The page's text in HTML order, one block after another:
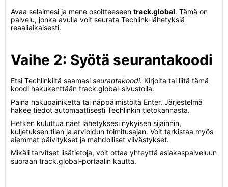
Avaa selaimesi ja mene osoitteeseen track.global. Tämä on
palvelu, jonka avulla voit seurata Techlink-lähetyksiä
reaaliaikaisesti.
Vaihe 2: Syötä seurantakoodi
Etsi Techlinkiltä saamasi seurantakoodi. Kirjoita tai liitä tämä
koodi hakukenttään track.global-sivustolla.
Paina hakupainiketta tai näppäimistöltä Enter. Järjestelmä
hakee tiedot automaattisesti Techlinkin tietokannasta.
Hetken kuluttua näet lähetyksesi nykyisen sijainnin,
kuljetuksen tilan ja arvioidun toimitusajan. Voit tarkistaa myös
aiemmat päivitykset ja mahdolliset viivästykset.
Mikäli tarvitset lisätietoja, voit ottaa yhteyttä asiakaspalveluun
suoraan track.global-portaalin kautta.